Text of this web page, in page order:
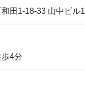
田1-18-33 山中ビル
4分